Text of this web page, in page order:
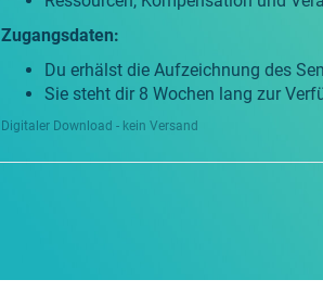
Zugangsdaten:
Du erhälst die Aufzeichnung des
Sie steht dir 8 Wochen lang zur
Digitaler Download - kein Versand